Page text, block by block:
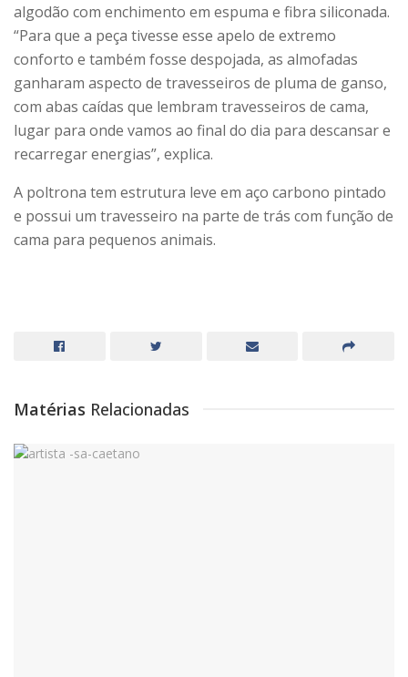
algodão com enchimento em espuma e fibra siliconada.
“Para que a peça tivesse esse apelo de extremo
conforto e também fosse despojada, as almofadas
ganharam aspecto de travesseiros de pluma de ganso,
com abas caídas que lembram travesseiros de cama,
lugar para onde vamos ao final do dia para descansar e
recarregar energias”, explica.
A poltrona tem estrutura leve em aço carbono pintado
e possui um travesseiro na parte de trás com função de
cama para pequenos animais.
Matérias Relacionadas